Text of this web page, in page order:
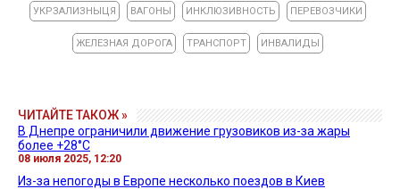
УКРЗАЛИЗНЫЦЯ ВАГОНЫ ИНКЛЮЗИВНОСТЬ ПЕРЕВОЗЧИКИ
ЖЕЛЕЗНАЯ ДОРОГА ТРАНСПОРТ ИНВАЛИДЫ
ЧИТАЙТЕ ТАКОЖ »
В Днепре ограничили движение грузовиков из-за жары
более +28°C
08 июля 2025, 12:20
Из-за непогоды в Европе несколько поездов в Киев